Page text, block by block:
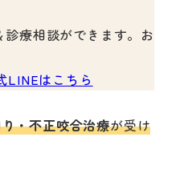
療相談ができます。お
LINEはこちら
・不正咬合治療が受け